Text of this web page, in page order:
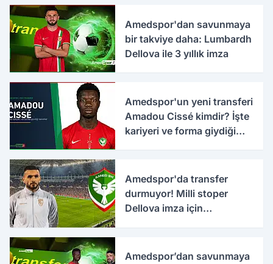
Amedspor'dan savunmaya
bir takviye daha: Lumbardh
Dellova ile 3 yıllık imza
Amedspor'un yeni transferi
Amadou Cissé kimdir? İşte
kariyeri ve forma giydiği
Amedspor'da transfer
durmuyor! Milli stoper
Dellova imza için
Amedspor’dan savunmaya